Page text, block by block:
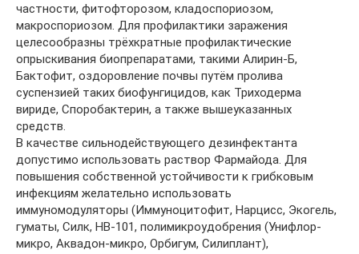
частности, фитофторозом, кладоспориозом,
макроспориозом. Для профилактики заражения
целесообразны трёхкратные профилактические
опрыскивания биопрепаратами, такими Алирин-Б,
Бактофит, оздоровление почвы путём пролива
суспензией таких биофунгицидов, как Триходерма
вириде, Споробактерин, а также вышеуказанных
средств.
В качестве сильнодействующего дезинфектанта
допустимо использовать раствор Фармайода. Для
повышения собственной устойчивости к грибковым
инфекциям желательно использовать
иммуномодуляторы (Иммуноцитофит, Нарцисс, Экогель,
гуматы, Силк, НВ-101, полимикроудобрения (Унифлор-
микро, Аквадон-микро, Орбигум, Силиплант),